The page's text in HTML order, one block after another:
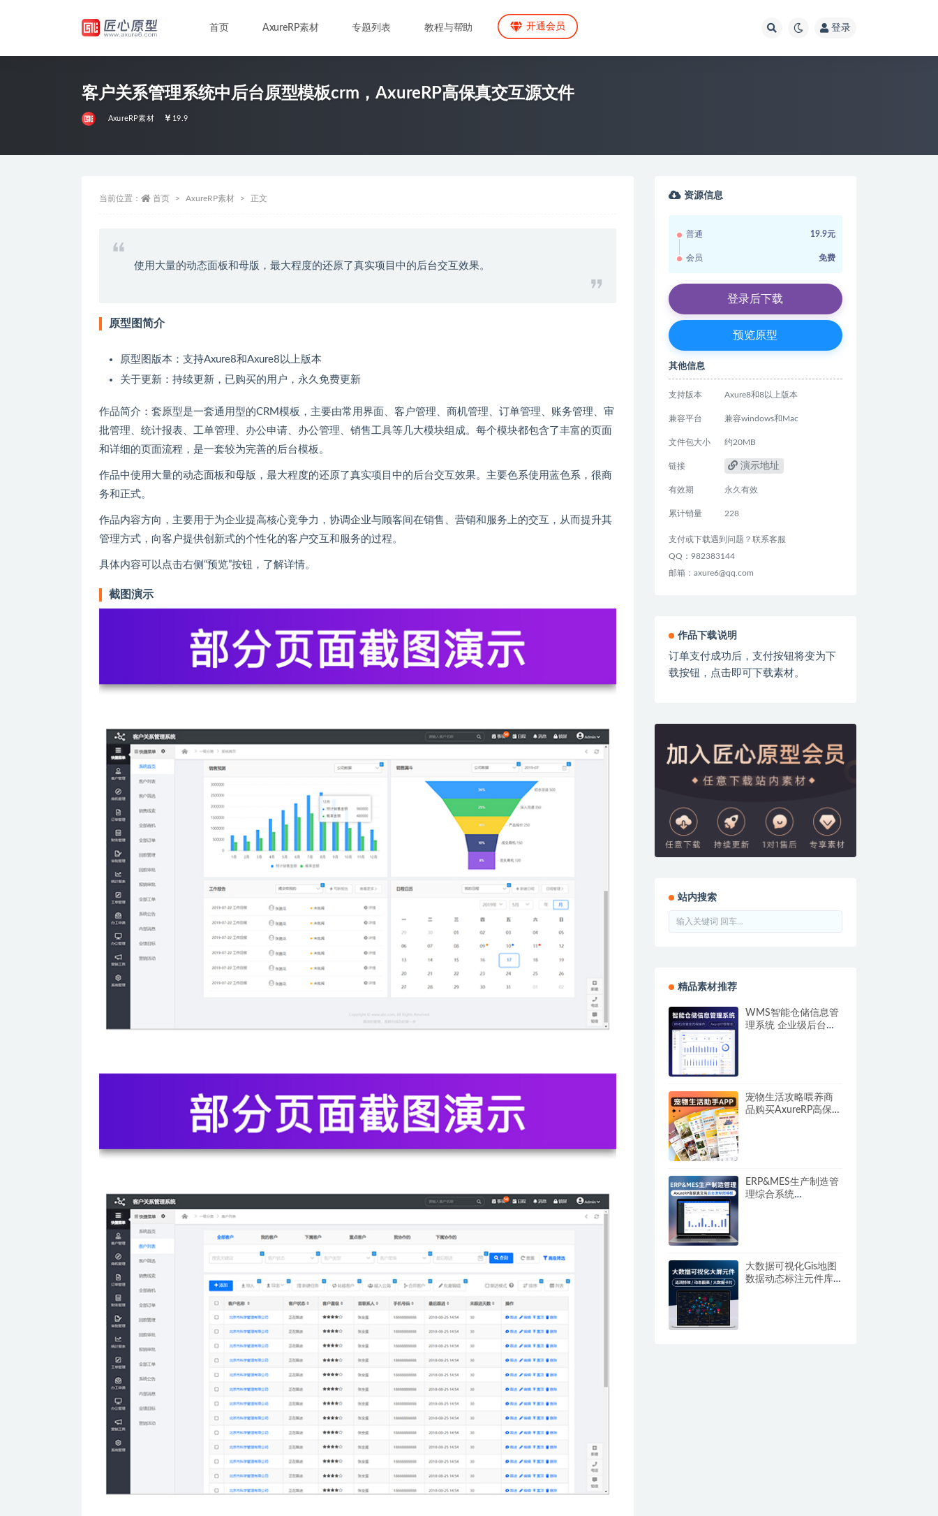
首页 AxureRP素材 专题列表 教程与帮助 开通会员 登录
客户关系管理系统中后台原型模板crm，AxureRP高保真交互源文件
AxureRP素材 19.9
当前位置： 首页 AxureRP素材 正文
使用大量的动态面板和母版，最大程度的还原了真实项目中的后台交互效果。
原型图简介
原型图版本：支持Axure8和Axure8以上版本
关于更新：持续更新，已购买的用户，永久免费更新
作品简介：套原型是一套通用型的CRM模板，主要由常用界面、客户管理、商机管理、订单管理、账务管理、审
批管理、统计报表、工单管理、办公申请、办公管理、销售工具等几大模块组成。每个模块都包含了丰富的页面
和详细的页面流程，是一套较为完善的后台模板。
作品中使用大量的动态面板和母版，最大程度的还原了真实项目中的后台交互效果。主要色系使用蓝色系，很商
务和正式。
作品内容方向，主要用于为企业提高核心竞争力，协调企业与顾客间在销售、营销和服务上的交互，从而提升其
管理方式，向客户提供创新式的个性化的客户交互和服务的过程。
具体内容可以点击右侧“预览”按钮，了解详情。
截图演示
资源信息
普通 19.9元
会员 免费
登录后下载
预览原型
其他信息
支持版本 Axure8和8以上版本
兼容平台 兼容windows和Mac
文件包大小 约20MB
链接 演示地址
有效期 永久有效
累计销量 228
支付或下载遇到问题？联系客服
QQ：982383144
邮箱：axure6@qq.com
作品下载说明
订单支付成功后，支付按钮将变为下
载按钮，点击即可下载素材。
站内搜索
精品素材推荐
WMS智能仓储信息管
理系统 企业级后台原
宠物生活攻略喂养商
品购买AxureRP高保真
ERP&MES生产制造管
理综合系统
大数据可视化Gis地图
数据动态标注元件库